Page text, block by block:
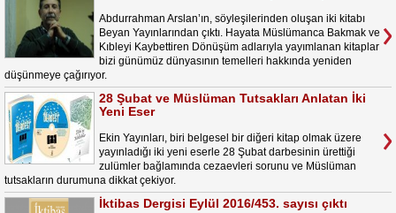
Abdurrahman Arslan’ın, söyleşilerinden oluşan iki kitabı
Beyan Yayınlarından çıktı. Hayata Müslümanca Bakmak ve
Kıbleyi Kaybettiren Dönüşüm adlarıyla yayımlanan kitaplar
bizi günümüz dünyasının temelleri hakkında yeniden
düşünmeye çağırıyor.
28 Şubat ve Müslüman Tutsakları Anlatan İki
Yeni Eser
Ekin Yayınları, biri belgesel bir diğeri kitap olmak üzere
yayınladığı iki yeni eserle 28 Şubat darbesinin ürettiği
zulümler bağlamında cezaevleri sorunu ve Müslüman
tutsakların durumuna dikkat çekiyor.
İktibas Dergisi Eylül 2016/453. sayısı çıktı